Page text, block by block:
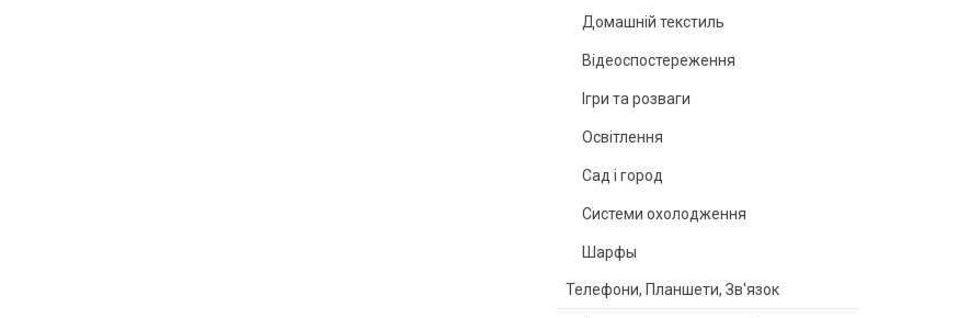
Домашній текстиль
Відеоспостереження
Ігри та розваги
Освітлення
Сад і город
Системи охолодження
Шарфы
Телефони, Планшети, Зв'язок